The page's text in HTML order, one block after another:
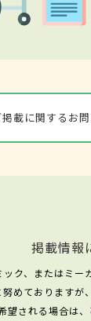
掲載に関するお
掲載情報
ク、またはミー
めておりますが
望される場合は